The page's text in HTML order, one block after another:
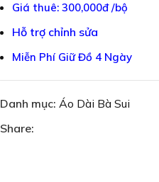
Giá thuê: 300,000đ /bộ
Hỗ trợ chỉnh sửa
Miễn Phí Giữ Đồ 4 Ngày
Danh mục: Áo Dài Bà Sui
Share: